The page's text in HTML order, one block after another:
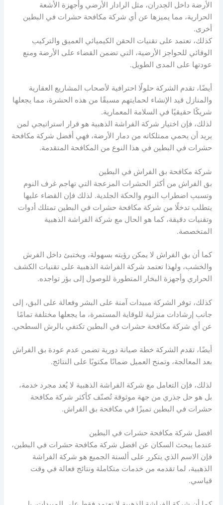
الأرضة داخل الجدران، مثل الرادار الأرضي وأجهزة الأشعة
الحرارية، مما يميزها عن أي شركة مكافحة حشرات في البطين
أخرى.
كذلك، تعتمد على تقنيات الحقن الكيميائي العميق والتركيب
الوقائي للحواجز الأرضية، التي تضمن القضاء على الأرضة ومنع
عودتها على المدى الطويل.
أيضًا، تقدم الشركة حلولًا احترافية لأصحاب المشاريع العقارية
والمنازل قيد الإنشاء لحمايتهم مسبقًا من هذه الحشرة، مما يجعلها
شريكًا حقيقيًا في السلامة المعمارية.
لذلك، فإن اختيار شركة الفراشة الذهبية هو قرار استراتيجي لمن
يريد أن يحمي ممتلكاته من دمار الأرضة، فهي أفضل شركة مكافحة
حشرات في البطين في هذا النوع من المكافحة المتقدمة.
شركة مكافحة بق الفراش في البطين
بق الفراش من أكثر الحشرات المزعجة التي تهاجم غرف النوم
وتسبب اضطراب النوم والحكة الجلدية. لذلك فإن القضاء عليها
يتطلب تدخلًا من شركة مكافحة حشرات في البطين تمتلك أدوات
وتقنيات دقيقة، كما هو الحال مع شركة الفراشة الذهبية
المتخصصة.
كما أن بق الفراش لا يمكن رؤيته بسهولة، ويختبئ داخل الفرش
والخشب، ولهذا تعتمد شركة الفراشة الذهبية على تقنيات الكشف
الحراري وأجهزة البخار المتطورة للوصول إلى بؤر تواجده.
كذلك، توفر الشركة مبيدات آمنة على البشر وفعالة على البق، إلى
جانب إرشادات منزلية للوقاية المستمرة، ما يجعلها مختلفة تمامًا
عن أي شركة مكافحة حشرات في البطين تكتفي بالرش السطحي.
أيضًا، تقدم الشركة خطة صيانة دورية تضمن عدم عودة بق الفراش
بعد المعالجة، وتمنح العميل ضمانًا مكتوبًا على النتائج.
لذلك، فإن التعامل مع شركة الفراشة الذهبية لا يُعد مجرد خدمة،
بل هو حل جذري من جهة موثوقة تُصنّف كأكثر شركة مكافحة
حشرات في البطين تميزًا في مكافحة بق الفراش.
افضل شركة مكافحة حشرات في البطين
عندما يبحث السكان عن افضل شركة مكافحة حشرات في البطين،
فإن الاسم الذي يتكرر على ألسنة الجميع هو شركة الفراشة
الذهبية، لما تقدمه من خدمات متكاملة ونتائج فعالة في وقت
قياسي.